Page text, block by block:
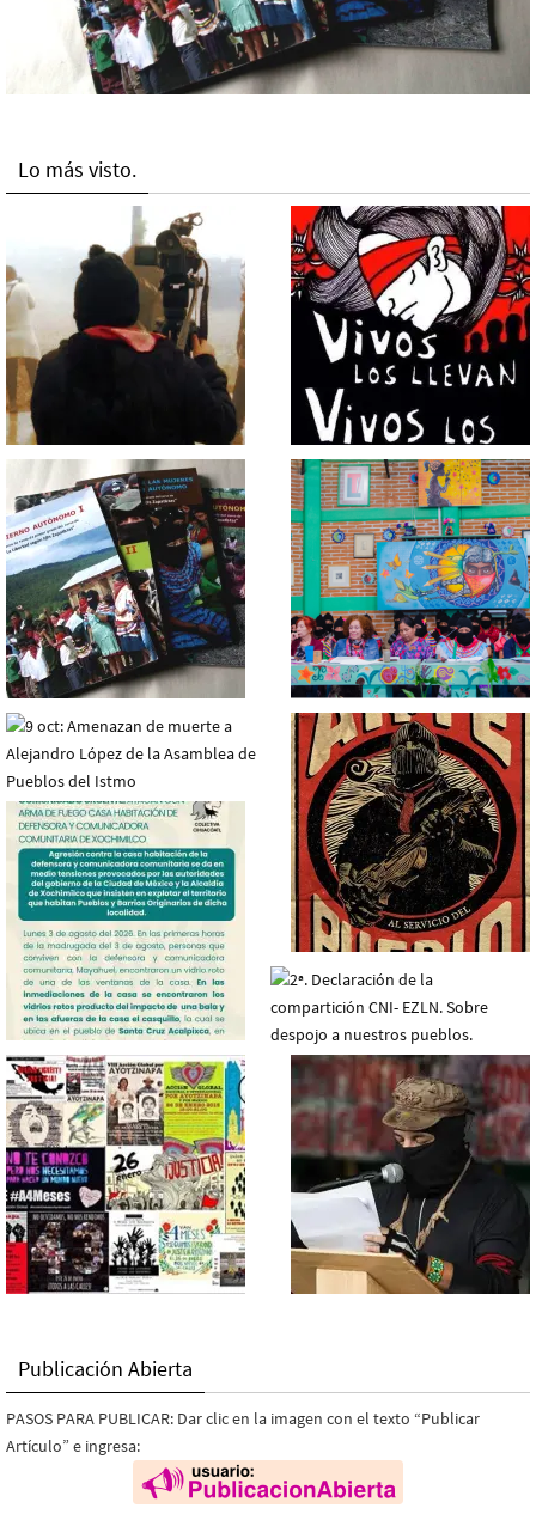
Lo más visto.
Publicación Abierta
PASOS PARA PUBLICAR: Dar clic en la imagen con el texto “Publicar
Artículo” e ingresa: